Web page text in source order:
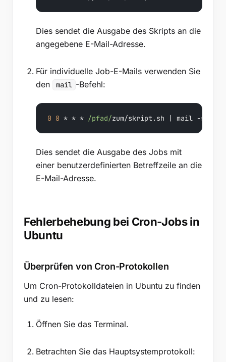
Dies sendet die Ausgabe des Skripts an die
angegebene E-Mail-Adresse.
Für individuelle Job-E-Mails verwenden Sie
den
mail -Befehl:
0 8 * * * /pfad/zum/skript. sh | mail -s
Dies sendet die Ausgabe des Jobs mit
einer benutzerdefinierten Betreffzeile an die
E-Mail-Adresse.
Fehlerbehebung bei Cron-Jobs in
Ubuntu
Überprüfen von Cron-Protokollen
Um Cron-Protokolldateien in Ubuntu zu finden
und zu lesen:
Öffnen Sie das Terminal.
Betrachten Sie das Hauptsystemprotokoll: